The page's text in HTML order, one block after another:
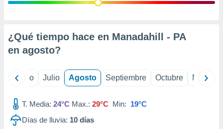
e
mediante
de
¿Qué tiempo hace en Manadahill - PA
en agosto?
Junio Julio Agosto Septiembre Octubre
T. Media: 24°C Max.: 29°C Min: 19°C
Días de lluvia: 10 días